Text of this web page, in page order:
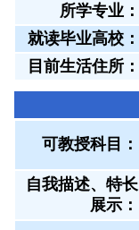
所学专业：
就读毕业高校：
目前生活住所：
可教授科目：
自我描述、特长
展示 ：